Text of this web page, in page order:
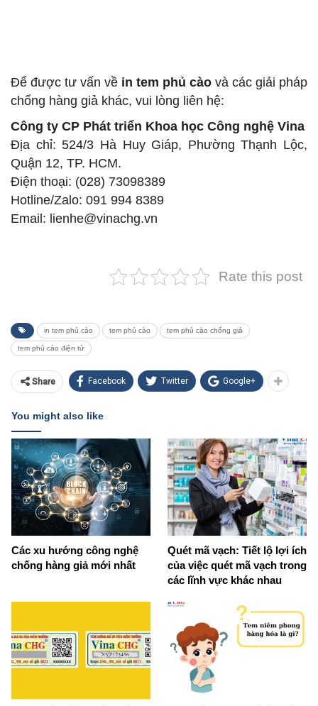
Để được tư vấn về in tem phủ cào và các giải pháp
chống hàng giả khác, vui lòng liên hệ:
Công ty CP Phát triển Khoa học Công nghệ Vina
Địa chỉ: 524/3 Hà Huy Giáp, Phường Thạnh Lộc,
Quận 12, TP. HCM.
Điện thoại: (028) 73098389
Hotline/Zalo: 091 994 8389
Email: lienhe@vinachg.vn
Rate this post
in tem phủ cào tem phủ cào tem phủ cào chống giả
tem phủ cào điện tử
Share Facebook Twitter Google+
You might also like
Các xu hướng công nghệ
chống hàng giả mới nhất
Quét mã vạch: Tiết lộ lợi ích
của việc quét mã vạch trong
các lĩnh vực khác nhau